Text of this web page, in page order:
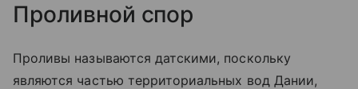
Проливной спор
Проливы называются датскими, поскольку
являются частью территориальных вод Дании,